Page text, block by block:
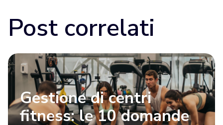
Post correlati
Gestione di centri
fitness: le 10 domande